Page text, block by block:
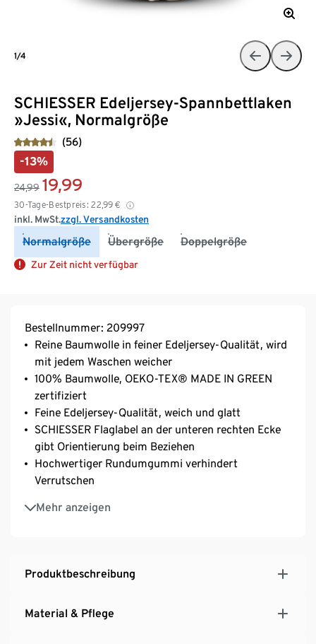
SCHIESSER Edeljersey-Spannbettlaken
»Jessi«, Normalgröße
(56)
-13%
24,99 19,99
30-Tage-Bestpreis: 22,99 €
inkl. MwSt.zzgl. Versandkosten
Normalgröße Übergröße Doppelgröße
Zur Zeit nicht verfügbar
1/4
Bestellnummer: 209997
Reine Baumwolle in feiner Edeljersey-Qualität, wird
mit jedem Waschen weicher
100% Baumwolle, OEKO-TEX® MADE IN GREEN
zertifiziert
Feine Edeljersey-Qualität, weich und glatt
SCHIESSER Flaglabel an der unteren rechten Ecke
gibt Orientierung beim Beziehen
Hochwertiger Rundumgummi verhindert
Verrutschen
Mehr anzeigen
Hautsympatisch und pflegeleicht, waschbar bei 60
°C und bügelfrei
Produktbeschreibung
Material & Pflege